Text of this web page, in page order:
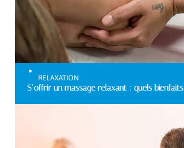
RELAXATION
S’offrir un massage relaxant : quels